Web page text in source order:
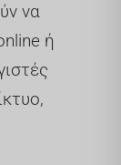
να
ή